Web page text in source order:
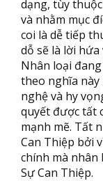
dạng, tùy
và nhằm mục
coi là dễ tiếp
dỗ sẽ là lời
Nhân loại
theo nghĩa này
nghệ và hy
quyết được tất
mạnh mẽ. Tất
Can Thiệp bởi
chính mà nhân
Sự Can Thiệp.